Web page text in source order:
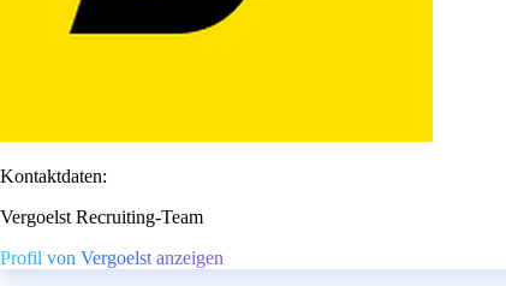
Kontaktdaten:
Vergoelst Recruiting-Team
Profil von Vergoelst anzeigen